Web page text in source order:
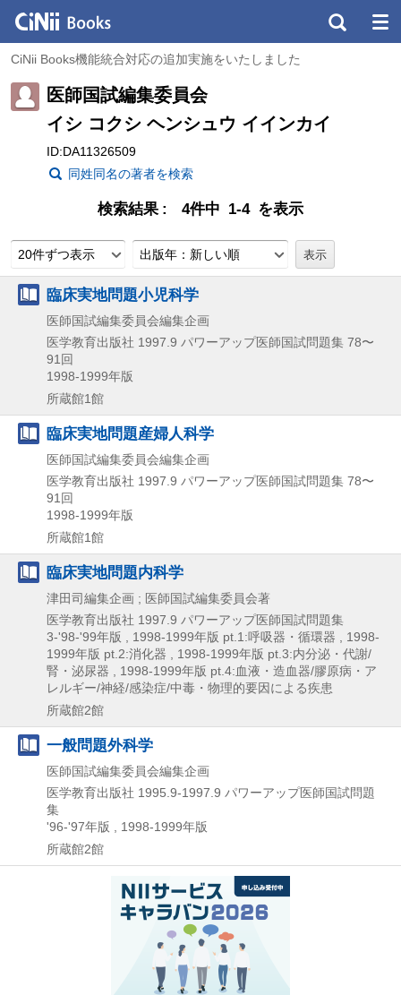
CiNii Books機能統合対応の追加実施をいたしました
医師国試編集委員会
イシ コクシ ヘンシュウ イインカイ
ID:DA11326509
同姓同名の著者を検索
検索結果 4件中 1-4 を表示
20件ずつ表示 出版年：新しい順
臨床実地問題小児科学
医師国試編集委員会編集企画
医学教育出版社 1997.9 パワーアップ医師国試問題集 78〜
91回
1998-1999年版
所蔵館1館
臨床実地問題産婦人科学
医師国試編集委員会編集企画
医学教育出版社 1997.9 パワーアップ医師国試問題集 78〜
91回
1998-1999年版
所蔵館1館
臨床実地問題内科学
津田司編集企画 ; 医師国試編集委員会著
医学教育出版社 1997.9 パワーアップ医師国試問題集
3-'98-'99年版 , 1998-1999年版 pt.1:呼吸器・循環器 , 1998-
1999年版 pt.2:消化器 , 1998-1999年版 pt.3:内分泌・代謝/
腎・泌尿器 , 1998-1999年版 pt.4:血液・造血器/膠原病・ア
レルギー/神経/感染症/中毒・物理的要因による疾患
所蔵館2館
一般問題外科学
医師国試編集委員会編集企画
医学教育出版社 1995.9-1997.9 パワーアップ医師国試問題
集
'96-'97年版 , 1998-1999年版
所蔵館2館